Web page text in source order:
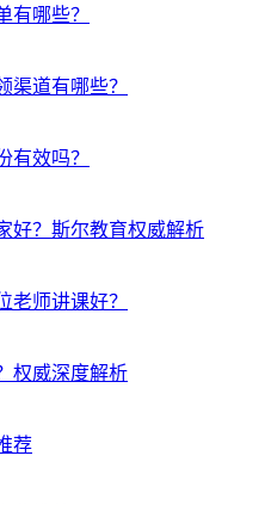
有哪些？
渠道有哪些？
有效吗？
好？斯尔教育权威解析
老师讲课好？
权威深度解析
荐